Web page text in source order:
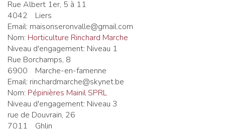
Rue Albert 1er, 5 à 11
4042
Liers
Email: maisonseronvalle@gmail.com
Nom: Horticulture Rinchard Marche
Niveau d'engagement: Niveau 1
Rue Borchamps, 8
6900
Marche-en-famenne
Email: rinchardmarche@skynet.be
Nom: Pépinières Mainil SPRL
Niveau d'engagement: Niveau 3
rue de Douvrain, 26
7011
Ghlin